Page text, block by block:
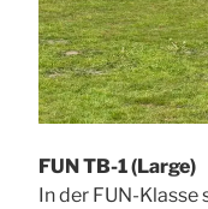
FUN TB-1 (Large)
In der FUN-